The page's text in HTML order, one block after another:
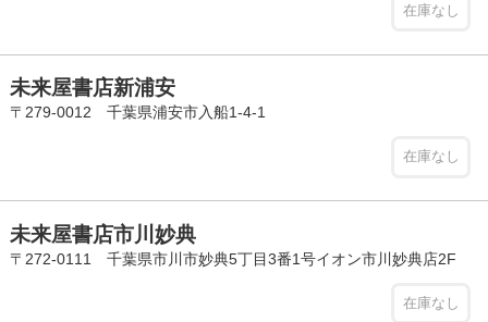
在庫なし
未来屋書店新浦安
〒279-0012 千葉県浦安市入船1-4-1
在庫なし
未来屋書店市川妙典
〒272-0111 千葉県市川市妙典5丁目3番1号イオン市川妙典店2F
在庫なし